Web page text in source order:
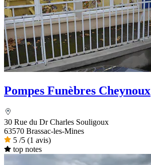
Pompes Funèbres Cheynoux
30 Rue du Dr Charles Souligoux
63570 Brassac-les-Mines
5 /5 (1 avis)
top notes